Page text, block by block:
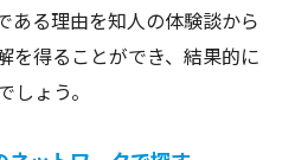
ある理由を知人の体験談から
を得ることができ、結果的に
ょう。